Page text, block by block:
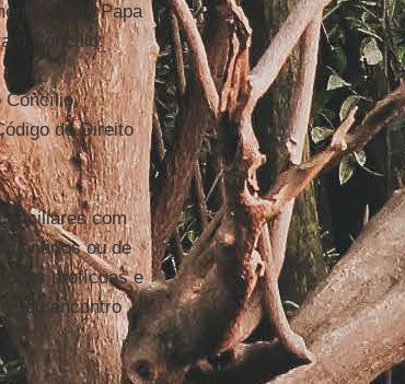
eleito Papa
o Concílio.
Concílio
de Direito
com
ou de
profícuas e
seu encontro